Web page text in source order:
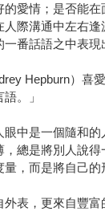
愛情；是否能
際溝通中左右
番話語之中表現
Hepburn）喜
。」
中是一個隨和
總是將別人說得
，而是將自己的
表，更來自豐